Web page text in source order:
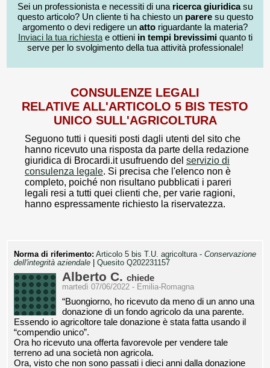
Sei un professionista e necessiti di una ricerca giuridicasu
questo articolo? Un cliente ti ha chiesto un pareresu questo
argomento o devi redigere un atto riguardante la materia?
Inviaci la tua richiestae ottieni in tempi brevissimiquanto ti
serve per lo svolgimento della tua attività professionale!
CONSULENZE LEGALI
RELATIVE ALL'ARTICOLO 5 BIS TESTO
UNICO SULL'AGRICOLTURA
Seguono tutti i quesiti posti dagli utenti del sito che
hanno ricevuto una risposta da parte della redazione
giuridica di Brocardi.it usufruendo del servizio di
consulenza legale. Si precisa che l'elenco non è
completo, poiché non risultano pubblicati i pareri
legali resi a tutti quei clienti che, per varie ragioni,
hanno espressamente richiesto la riservatezza.
Norma di riferimento: Articolo 5 bis T.U. agricoltura - Conservazione
dell'integrità aziendale
Quesito Q202231157
Alberto C. chiede
martedì 07/06/2022 - Emilia-Romagna
“Buongiorno, ho ricevuto da meno di un anno una
donazione di un fondo agricolo da una parente.
Essendo io agricoltore tale donazione è stata fatta usando il
“compendio unico”.
Ora ho ricevuto una offerta favorevole per vendere tale
terreno ad una società non agricola.
Ora, visto che non sono passati i dieci anni dalla donazione